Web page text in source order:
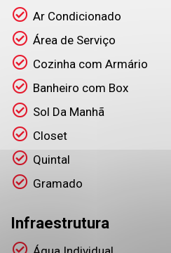
Ar Condicionado
Área de Serviço
Cozinha com Armário
Banheiro com Box
Sol Da Manhã
Closet
Quintal
Gramado
Infraestrutura